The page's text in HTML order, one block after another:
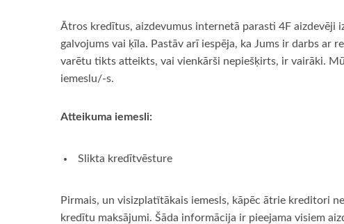
Ātros kredītus, aizdevumus internetā parasti 4F aizdevēji
galvojums vai ķīla. Pastāv arī iespēja, ka Jums ir darbs ar
varētu tikts atteikts, vai vienkārši nepiešķirts, ir vairāki.
iemeslu/-s.
Atteikuma iemesli:
Slikta kredītvēsture
Pirmais, un visizplatītākais iemesls, kāpēc ātrie kreditori
kredītu maksājumi. Šāda informācija ir pieejama visiem